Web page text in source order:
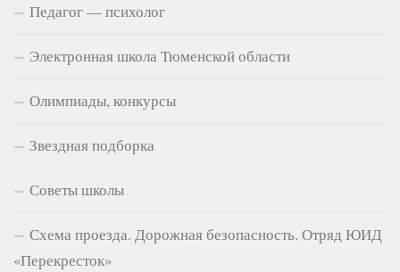
Педагог — психолог
Электронная школа Тюменской области
Олимпиады, конкурсы
Звездная подборка
Советы школы
Схема проезда. Дорожная безопасность. Отряд ЮИД
«Перекресток»